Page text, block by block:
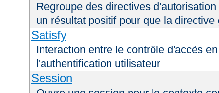
Regroupe des directives
un résultat positif pour que la
Satisfy
Interaction entre le contrôle d'accès
l'authentification utilisateur
Session